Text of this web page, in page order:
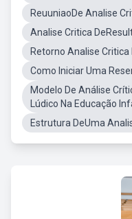
ReuuniaoDe Analise
Analise Critica
Retorno Analise
Como Iniciar Uma
Modelo De Análise
Lúdico Na Educação
Estrutura DeUma